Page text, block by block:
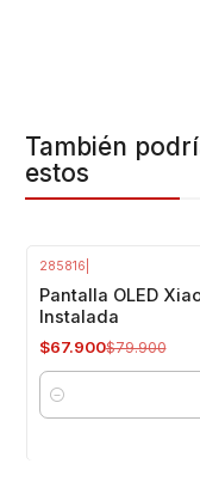
También
estos
285816
Pantalla OLED
Instalada
$67.900$79.900
Cantidad